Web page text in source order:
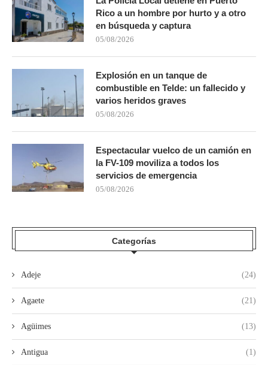
Rico a un hombre por hurto y a otro
en búsqueda y captura
05/08/2026
Explosión en un tanque de
combustible en Telde: un fallecido y
varios heridos graves
05/08/2026
Espectacular vuelco de un camión en
la FV-109 moviliza a todos los
servicios de emergencia
05/08/2026
Categorías
Adeje (24)
Agaete (21)
Agüimes (13)
Antigua (1)